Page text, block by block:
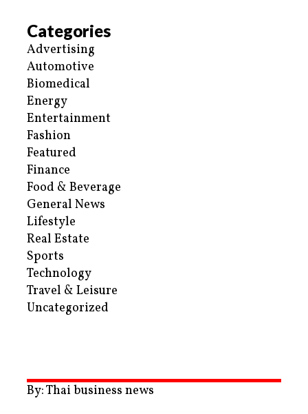
Categories
Advertising
Automotive
Biomedical
Energy
Entertainment
Fashion
Featured
Finance
Food & Beverage
General News
Lifestyle
Real Estate
Sports
Technology
Travel & Leisure
Uncategorized
By: Thai business news